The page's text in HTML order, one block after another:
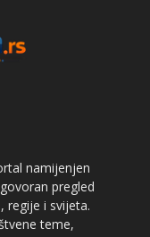
namijenjen
pregled
regije i svijeta.
teme,